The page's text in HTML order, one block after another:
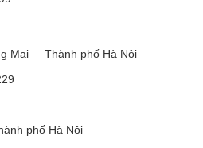
Mai – Thành phố Hà Nội
phố Hà Nội